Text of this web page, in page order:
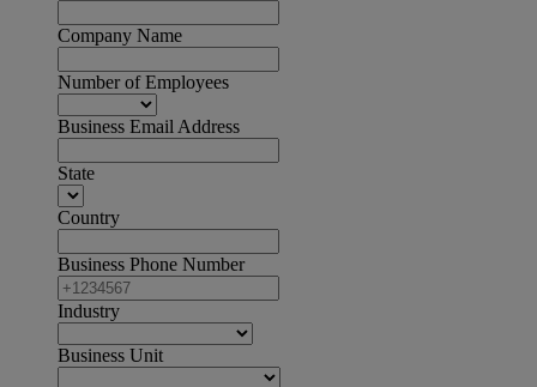
Company Name
Number of Employees
Business Email Address
State
Country
Business Phone Number
Industry
Business Unit